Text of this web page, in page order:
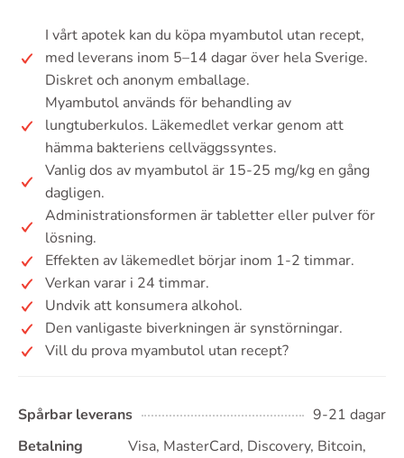
I vårt apotek kan du köpa myambutol utan recept,
med leverans inom 5–14 dagar över hela Sverige.
Diskret och anonym emballage.
Myambutol används för behandling av
lungtuberkulos. Läkemedlet verkar genom att
hämma bakteriens cellväggssyntes.
Vanlig dos av myambutol är 15-25 mg/kg en gång
dagligen.
Administrationsformen är tabletter eller pulver för
lösning.
Effekten av läkemedlet börjar inom 1-2 timmar.
Verkan varar i 24 timmar.
Undvik att konsumera alkohol.
Den vanligaste biverkningen är synstörningar.
Vill du prova myambutol utan recept?
Spårbar leverans
9-21 dagar
Betalning
Visa, MasterCard, Discovery, Bitcoin,